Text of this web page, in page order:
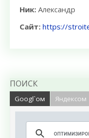
Ник: Александр
Сайт: https://
ПОИСК
Googl`ом Яндексом